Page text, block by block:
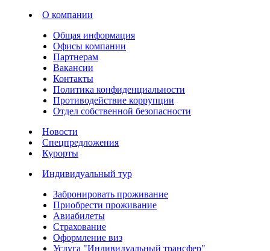
О компании
Общая информация
Офисы компании
Партнерам
Вакансии
Контакты
Политика конфиденциальности
Противодействие коррупции
Отдел собственной безопасности
Новости
Спецпредложения
Курорты
Индивидуальный тур
Забронировать проживание
Приобрести проживание
Авиабилеты
Страхование
Оформление виз
Услуга "Индивидуальный трансфер"